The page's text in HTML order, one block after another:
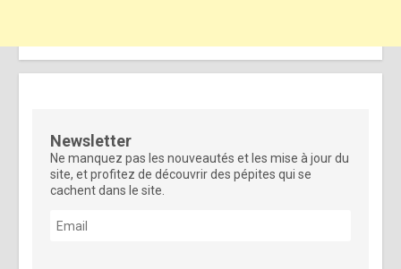
Newsletter
Ne manquez pas les nouveautés et les mise à jour du
site, et profitez de découvrir des pépites qui se
cachent dans le site.